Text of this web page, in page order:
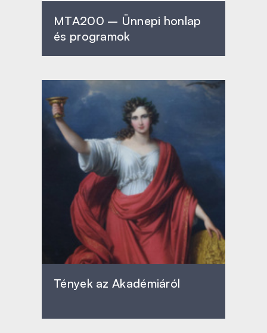
MTA200 – Ünnepi honlap
és programok
Tények az Akadémiáról